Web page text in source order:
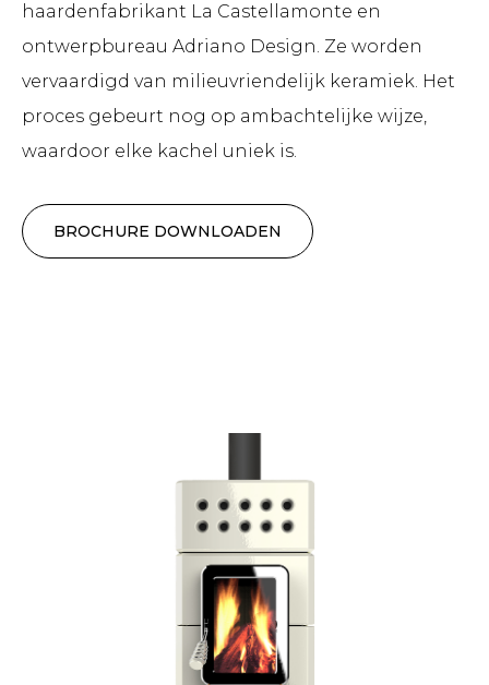
haardenfabrikant La Castellamonte en
ontwerpbureau Adriano Design. Ze worden
vervaardigd van milieuvriendelijk keramiek. Het
proces gebeurt nog op ambachtelijke wijze,
waardoor elke kachel uniek is.
BROCHURE DOWNLOADEN